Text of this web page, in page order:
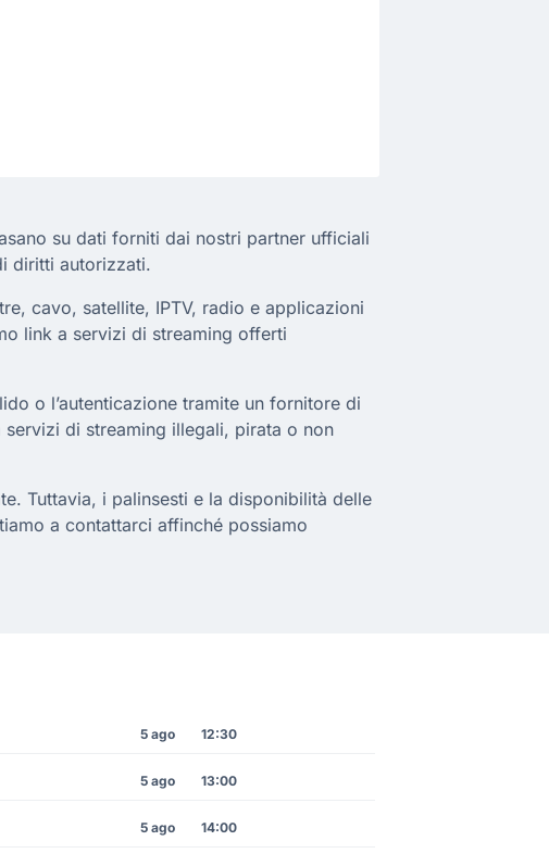
su dati forniti dai nostri partner ufficiali
diritti autorizzati.
cavo, satellite, IPTV, radio e applicazioni
link a servizi di streaming offerti
o l’autenticazione tramite un fornitore di
di streaming illegali, pirata o non
Tuttavia, i palinsesti e la disponibilità delle
a contattarci affinché possiamo
5 ago 12:30
5 ago 13:00
5 ago 14:00